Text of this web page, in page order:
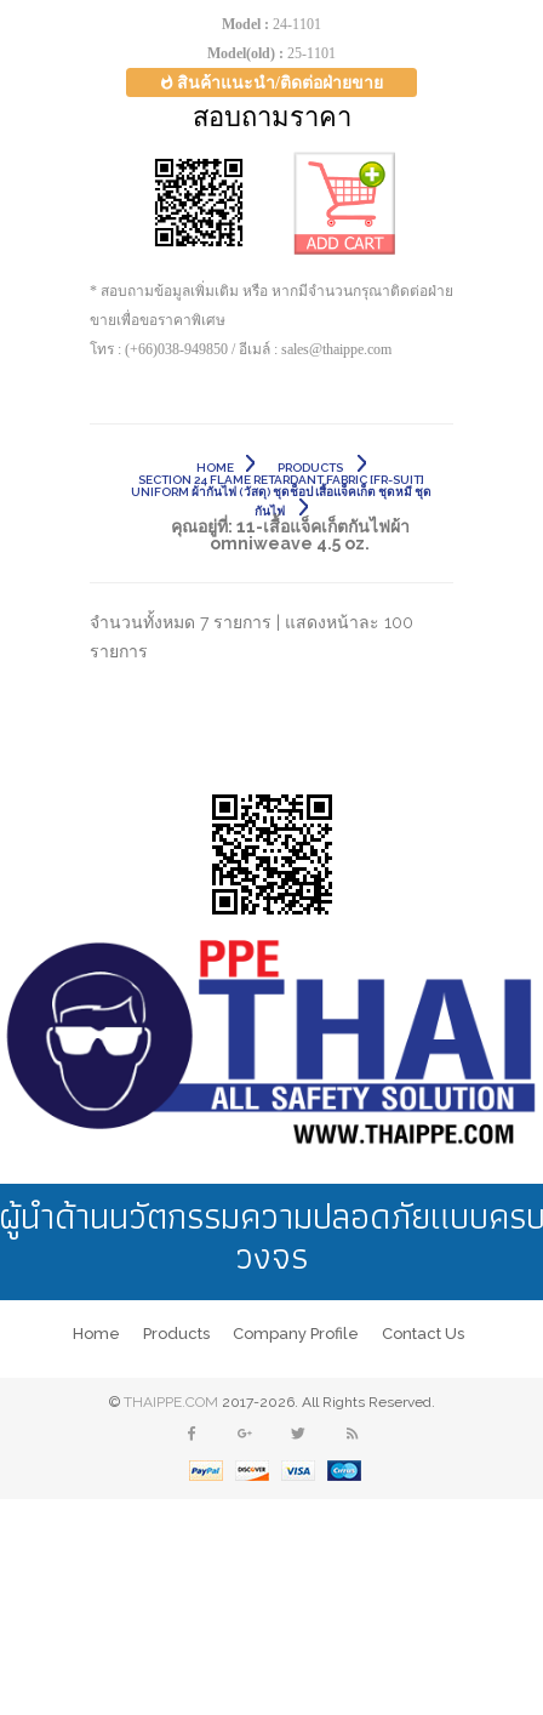
Model : 24-1101
Model(old) : 25-1101
สินค้าแนะนำ/ติดต่อฝ่ายขาย
สอบถามราคา
* สอบถามข้อมูลเพิ่มเติม หรือ หากมีจำนวนกรุณาติดต่อฝ่าย
ขายเพื่อขอราคาพิเศษ
โทร : (+66)038-949850 / อีเมล์ : sales@thaippe.com
HOME
PRODUCTS
SECTION 24 FLAME RETARDANT FABRIC [FR-SUIT]
UNIFORM ผ้ากันไฟ (วัสดุ) ชุดช็อป เสื้อแจ็คเก็ต ชุดหมี ชุด
กันไฟ
คุณอยู่ที่: 11-เสื้อแจ็คเก็ตกันไฟผ้า
omniweave 4.5 oz.
จำนวนทั้งหมด 7 รายการ | แสดงหน้าละ 100
รายการ
นำด้านนวัตกรรมความปลอดภัยแบบคร
วงจร
Home Products Company Profile Contact Us
© THAIPPE.COM 2017-2026. All Rights Reserved.